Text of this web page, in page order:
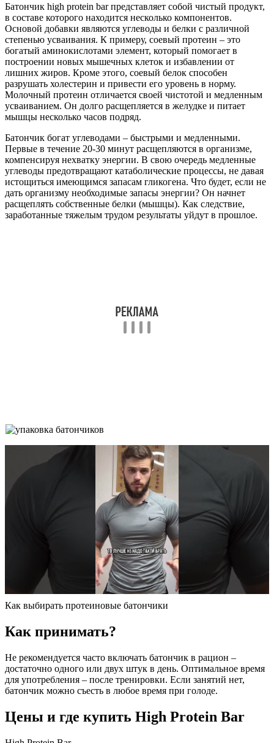
Батончик high protein bar представляет собой чистый продукт,
в составе которого находится несколько компонентов.
Основой добавки являются углеводы и белки с различной
степенью усваивания. К примеру, соевый протеин – это
богатый аминокислотами элемент, который помогает в
построении новых мышечных клеток и избавлении от
лишних жиров. Кроме этого, соевый белок способен
разрушать холестерин и привести его уровень в норму.
Молочный протеин отличается своей чистотой и медленным
усваиванием. Он долго расщепляется в желудке и питает
мышцы несколько часов подряд.
Батончик богат углеводами – быстрыми и медленными.
Первые в течение 20-30 минут расщепляются в организме,
компенсируя нехватку энергии. В свою очередь медленные
углеводы предотвращают катаболические процессы, не давая
истощиться имеющимся запасам гликогена. Что будет, если не
дать организму необходимые запасы энергии? Он начнет
расщеплять собственные белки (мышцы). Как следствие,
заработанные тяжелым трудом результаты уйдут в прошлое.
Как выбирать протеиновые батончики
Как принимать?
Не рекомендуется часто включать батончик в рацион –
достаточно одного или двух штук в день. Оптимальное время
для употребления – после тренировки. Если занятий нет,
батончик можно съесть в любое время при голоде.
Цены и где купить High Protein Bar